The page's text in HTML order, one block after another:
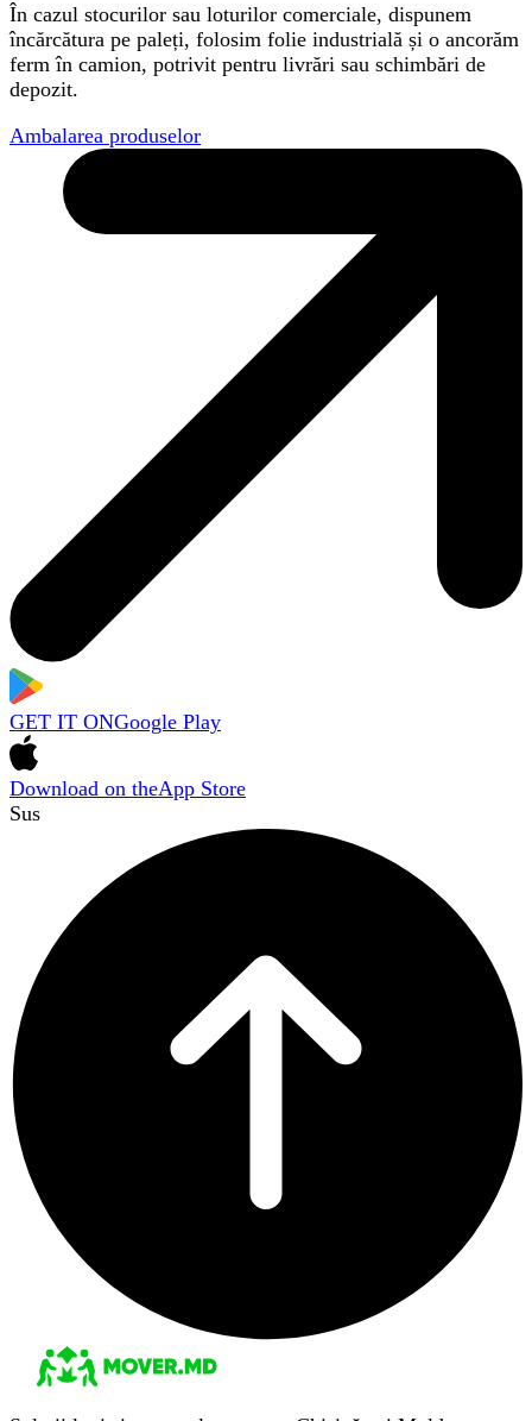
În cazul stocurilor sau loturilor comerciale, dispunem
încărcătura pe paleți, folosim folie industrială și o ancorăm
ferm în camion, potrivit pentru livrări sau schimbări de
depozit.
Ambalarea produselor
GET IT ONGoogle Play
Download on theApp Store
Sus